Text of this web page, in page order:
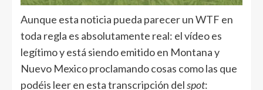
Aunque esta noticia pueda parecer un WTF en
toda regla es absolutamente real: el vídeo es
legítimo y está siendo emitido en Montana y
Nuevo Mexico proclamando cosas como las que
podéis leer en esta transcripción delspot: